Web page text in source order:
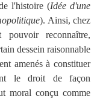
l'histoire (Idée d'une
). Ainsi, chez
reconnaître,
dessein raisonnable
amenés à constituer
le droit de façon
moral conçu comme